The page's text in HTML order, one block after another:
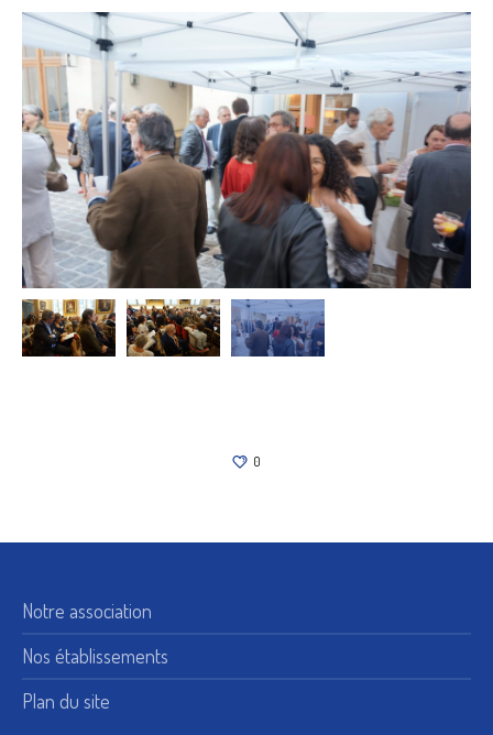
0
Notre association
Nos établissements
Plan du site